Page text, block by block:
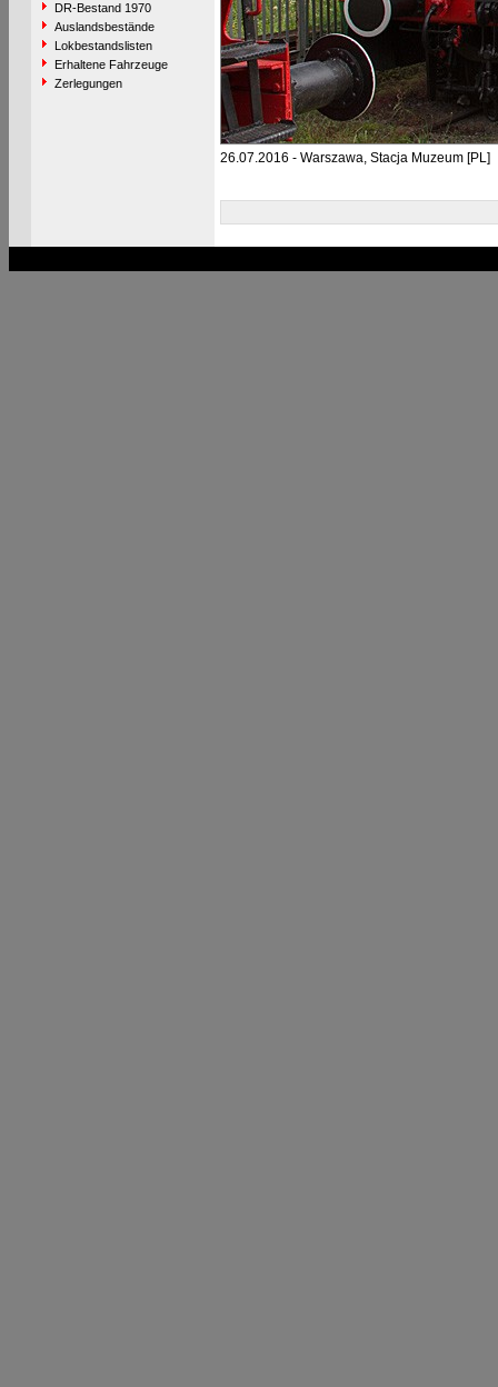
DR-Bestand 1970
Auslandsbestände
Lokbestandslisten
Erhaltene Fahrzeuge
Zerlegungen
26.07.2016 - Warszawa, Stacja Muzeum [PL]